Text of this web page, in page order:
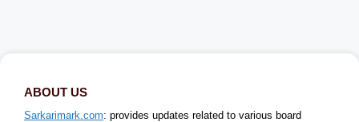
ABOUT US
Sarkarimark.com: provides updates related to various board